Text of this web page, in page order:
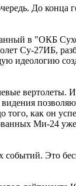
До конца
в "ОКБ
Су-27ИБ,
идеологию
вертолеты.
как он
Ми-24
событий. Это